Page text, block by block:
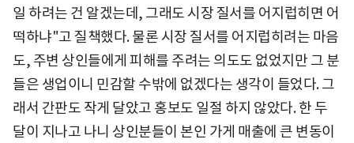
일 하려는 건 알겠는데, 그래도 시장 질서를 어지럽히면 어
떡하냐"고 질책했다. 물론 시장 질서를 어지럽히려는 마음
도, 주변 상인들에게 피해를 주려는 의도도 없었지만 그 분
들은 생업이니 민감할 수밖에 없겠다는 생각이 들었다. 그
래서 간판도 작게 달았고 홍보도 일절 하지 않았다. 한 두
달이 지나고 나니 상인분들이 본인 가게 매출에 큰 변동이